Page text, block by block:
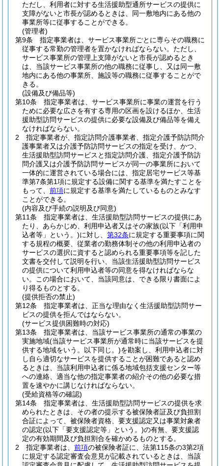
ただし、利用者に対する生活援助型通所サービスの提供に
支障がないと市長が認めるときは、同一敷地内にある他の
事業所等に従事することができる。
(管理者)
第9条
指定事業者は、サービス事業所ごとに専らその職務に
従事する常勤の管理者を置かなければならない。 ただし、
サービス事業所の管理上支障がないと市長が認めるとき
は、当該サービス事業所の他の職務に従事し、又は同一敷
地内にある他の事業所、施設等の職務に従事することがで
きる。
(設備及び備品等)
第10条
指定事業者は、サービス事業所に事業の運営を行う
ために必要な広さを有する専用の区画を設けるほか、生活
援助型訪問サービスの提供に必要な設備及び備品等を備え
なければならない。
2
指定事業者が、指定訪問介護事業者、指定介護予防訪問介
護事業者又は介護予防訪問サービスの指定を受け、かつ、
生活援助型訪問サービスと指定訪問介護、指定介護予防訪
問介護又は介護予防訪問サービスが同一の事業所において
一体的に運営されている場合には、指定居宅サービス等基
準第7条第1項に規定する設備に関する基準を満たすことを
もって、 前項に規定する基準を満たしているものとみなす
ことができる。
(内容及び手続の説明及び同意)
第11条
指定事業者は、生活援助型訪問サービスの提供にあ
たり、あらかじめ、利用申込者又はその家族(以下「利用申
込者等」という。)に対し、 第32条に規定する重要事項に関
する規程の概要、従業者の勤務体制その他の利用申込者の
サービスの選択に資すると認められる重要事項等を記した
文書を交付して説明を行い、当該生活援助型訪問サービス
の提供について利用申込者等の同意を得なければならな
い。
この場合において、当該同意は、できる限り書面によ
り得るものとする。
(提供拒否の禁止)
第12条
指定事業者は、正当な理由なく生活援助型訪問サー
ビスの提供を拒んではならない。
(サービス提供困難時の対応)
第13条
指定事業者は、当該サービス事業所の通常の事業の
実施地域(当該サービス事業所が通常時に当該サービスを提
供する地域をいう。以下同じ。)を勘案し、利用申込者に対
し自ら適切なサービスを提供することが困難であると認め
るときは、当該利用申込者に係る地域包括支援センター等
への連絡、適当な他の指定事業者の紹介その他の必要な措
置を速やかに講じなければならない。
(受給資格等の確認)
第14条
指定事業者は、生活援助型訪問サービスの提供を求
められたときは、その者の提示する被保険者証及び負担割
合証によって、被保険者資格、要支援認定又は事業対象者
の認定(以下「要支援認定等」という。)の有無、要支援認
定の有効期間及び負担割合を確かめるものとする。
2
指定事業者は、 前項の被保険者証に、法第115条の3第2項
に規定する認定審査会意見が記載されているときは、当該